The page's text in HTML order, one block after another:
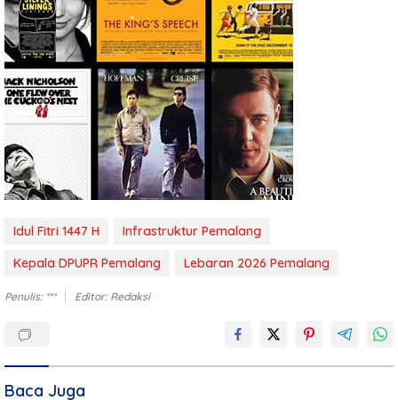
Idul Fitri 1447 H
Infrastruktur Pemalang
Kepala DPUPR Pemalang
Lebaran 2026 Pemalang
Penulis: *** Editor: Redaksi
Baca Juga